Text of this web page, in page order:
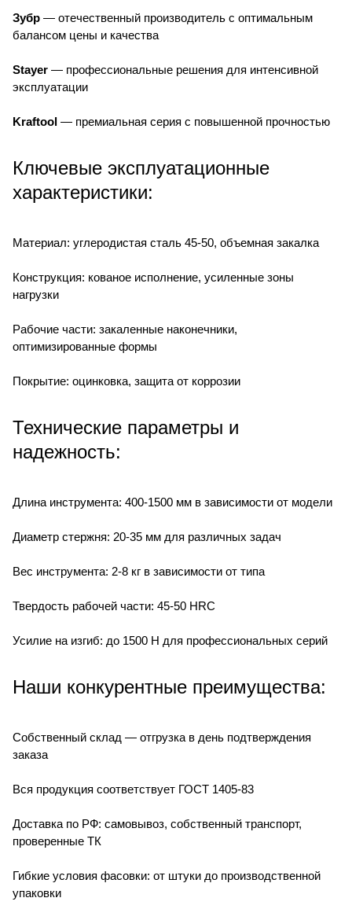
Зубр — отечественный производитель с оптимальным
балансом цены и качества
Stayer — профессиональные решения для интенсивной
эксплуатации
Kraftool — премиальная серия с повышенной прочностью
Ключевые эксплуатационные
характеристики:
Материал: углеродистая сталь 45-50, объемная закалка
Конструкция: кованое исполнение, усиленные зоны
нагрузки
Рабочие части: закаленные наконечники,
оптимизированные формы
Покрытие: оцинковка, защита от коррозии
Технические параметры и
надежность:
Длина инструмента: 400-1500 мм в зависимости от модели
Диаметр стержня: 20-35 мм для различных задач
Вес инструмента: 2-8 кг в зависимости от типа
Твердость рабочей части: 45-50 HRC
Усилие на изгиб: до 1500 Н для профессиональных серий
Наши конкурентные преимущества:
Собственный склад — отгрузка в день подтверждения
заказа
Вся продукция соответствует ГОСТ 1405-83
Доставка по РФ: самовывоз, собственный транспорт,
проверенные ТК
Гибкие условия фасовки: от штуки до производственной
упаковки